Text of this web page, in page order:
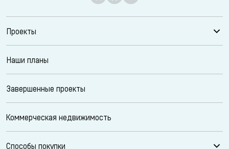
Проекты
Наши планы
Завершенные проекты
Коммерческая недвижимость
Способы покупки